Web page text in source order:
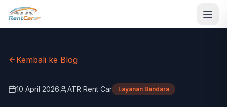
Kembali ke Blog
10 April 2026 ATR Rent Car Layanan Bandara